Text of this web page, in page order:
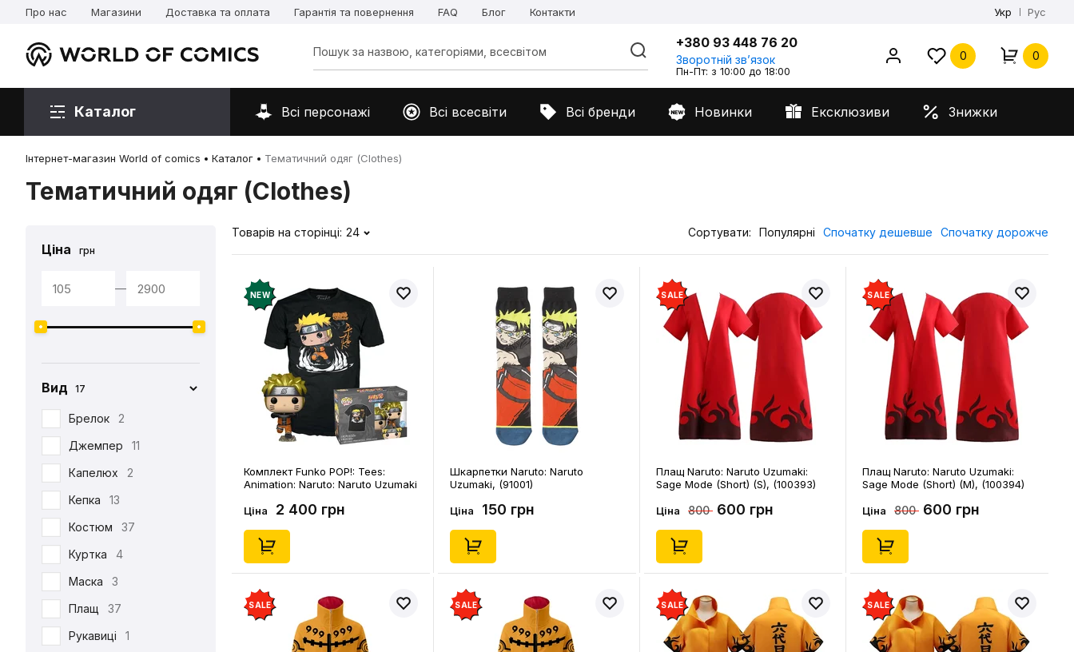
Про нас Магазини Доставка та оплата Гарантія та повернення FAQ Блог Контакти Укр Рус
+380 93 448 76 20
Зворотній звʼязок
Пн-Пт: з 10:00 до 18:00
0 0
Каталог Всі персонажі Всі всесвіти Всі бренди Новинки Ексклюзиви Знижки
Інтернет-магазин World of comics Каталог Тематичний одяг (Clothes)
Тематичний одяг (Clothes)
Ціна грн
—
Вид 17
Брелок
2
Джемпер
11
Капелюх
2
Кепка
13
Костюм
37
Куртка
4
Маска
3
Плащ
37
Рукавиці
1
Товарів на сторінці: 24 Сортувати: Популярні Спочатку дешевше Спочатку дорожче
NEW
Комплект Funko POP!: Tees:
Animation: Naruto: Naruto Uzumaki
Ціна 2 400 грн
Шкарпетки Naruto: Naruto
Uzumaki, (91001)
Ціна 150 грн
SALE
Плащ Naruto: Naruto Uzumaki:
Sage Mode (Short) (S), (100393)
Ціна 800 600 грн
SALE
Плащ Naruto: Naruto Uzumaki:
Sage Mode (Short) (M), (100394)
Ціна 800 600 грн
SALE SALE SALE SALE